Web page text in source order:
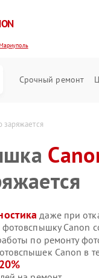
Срочный ремонт
даже при
Canon
по ремонту
Canon в
20%